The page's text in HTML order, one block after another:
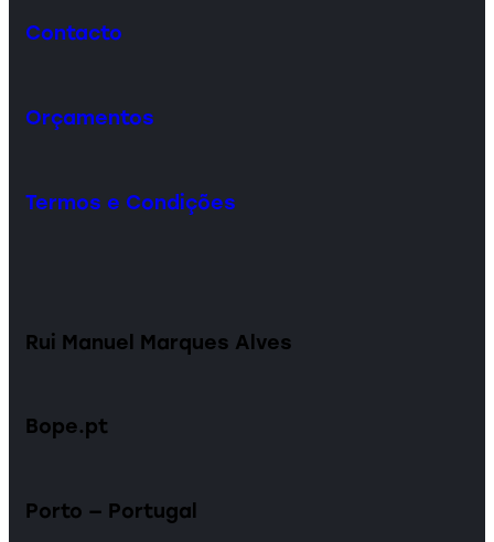
Contacto
Orçamentos
Termos e Condições
Rui Manuel Marques Alves
Bope.pt
Porto — Portugal